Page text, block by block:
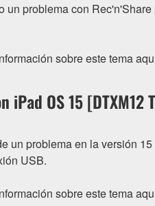
un problema con
sobre este tema
iPad OS 15 [DTXM12
un problema en la versión
USB.
sobre este tema